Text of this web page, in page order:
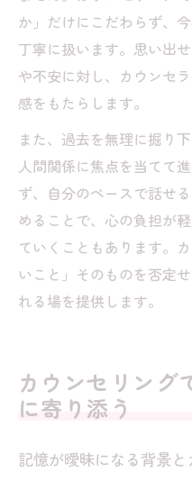
か」だけにこだわらず、
丁寧に扱います。思い出
や不安に対し、カウンセ
感をもたらします。
また、過去を無理に掘り
人間関係に焦点を当てて
ず、自分のペースで話せ
めることで、心の負担が
ていくこともあります。
いこと」そのものを否定
れる場を提供します。
カウンセリング
に寄り添う
記憶が曖昧になる背景